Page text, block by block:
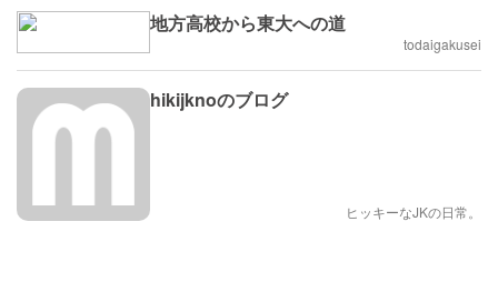
地方高校から東大への道
todaigakusei
hikijknoのブログ
ヒッキーなJKの日常。